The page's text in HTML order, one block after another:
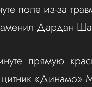
поле из-за
Дардан
прямую
«Динамо»